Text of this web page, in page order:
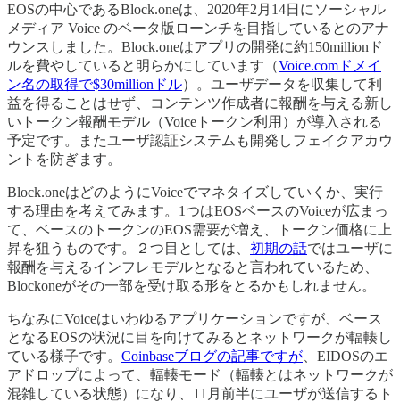
EOSの中心であるBlock.oneは、2020年2月14日にソーシャル
メディア Voice のベータ版ローンチを目指しているとのアナ
ウンスしました。Block.oneはアプリの開発に約150millionド
ルを費やしていると明らかにしています（Voice.comドメイ
ン名の取得で$30millionドル）。ユーザデータを収集して利
益を得ることはせず、コンテンツ作成者に報酬を与える新し
いトークン報酬モデル（Voiceトークン利用）が導入される
予定です。またユーザ認証システムも開発しフェイクアカウ
ントを防ぎます。
Block.oneはどのようにVoiceでマネタイズしていくか、実行
する理由を考えてみます。1つはEOSベースのVoiceが広まっ
て、ベースのトークンのEOS需要が増え、トークン価格に上
昇を狙うものです。２つ目としては、 初期の話ではユーザに
報酬を与えるインフレモデルとなると言われているため、
Blockoneがその一部を受け取る形をとるかもしれません。
ちなみにVoiceはいわゆるアプリケーションですが、ベース
となるEOSの状況に目を向けてみるとネットワークが輻輳し
ている様子です。 Coinbaseブログの記事ですが 、EIDOSのエ
アドロップによって、輻輳モード（輻輳とはネットワークが
混雑している状態）になり、11月前半にユーザが送信するト